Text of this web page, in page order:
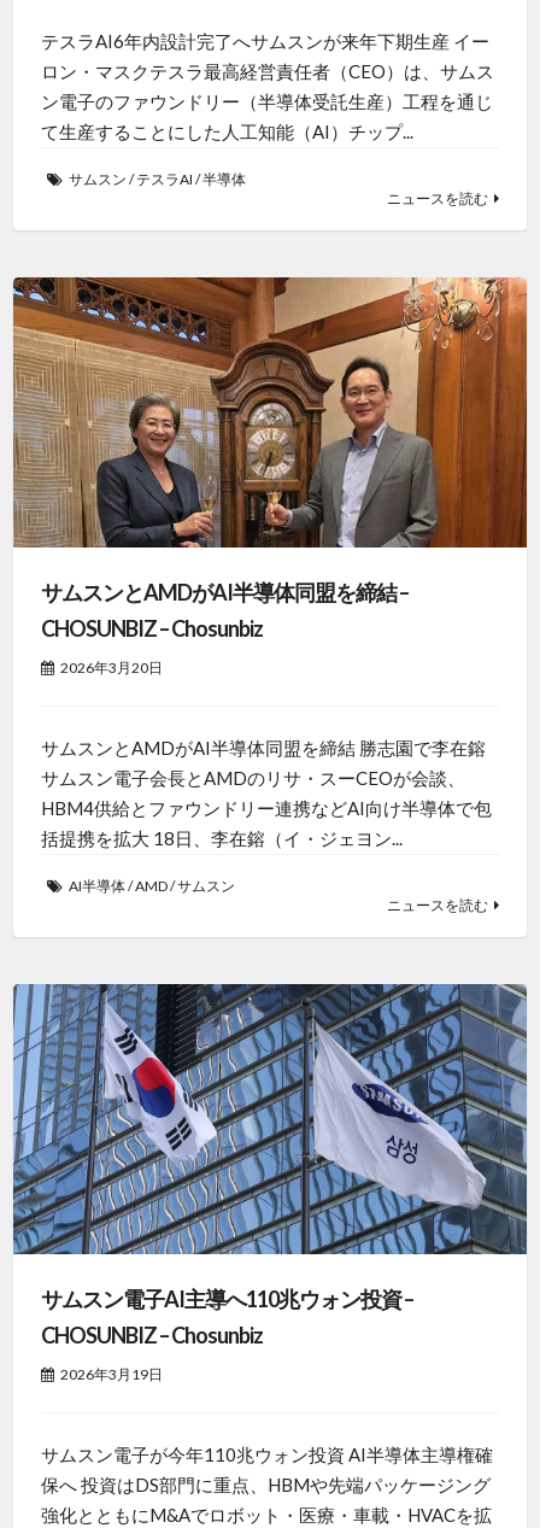
テスラAI6年内設計完了へサムスンが来年下期生産 イー
ロン・マスクテスラ最高経営責任者（CEO）は、サムス
ン電子のファウンドリー（半導体受託生産）工程を通じ
て生産することにした人工知能（AI）チップ...
サムスン /テスラAI /半導体
ニュースを読む
サムスンとAMDがAI半導体同盟を締結 –
CHOSUNBIZ – Chosunbiz
2026年3月20日
サムスンとAMDがAI半導体同盟を締結 勝志園で李在鎔
サムスン電子会長とAMDのリサ・スーCEOが会談、
HBM4供給とファウンドリー連携などAI向け半導体で包
括提携を拡大 18日、李在鎔（イ・ジェヨン...
AI半導体/AMD/サムスン
ニュースを読む
サムスン電子AI主導へ110兆ウォン投資 –
CHOSUNBIZ – Chosunbiz
2026年3月19日
サムスン電子が今年110兆ウォン投資 AI半導体主導権確
保へ 投資はDS部門に重点、HBMや先端パッケージング
強化とともにM&Aでロボット・医療・車載・HVACを拡